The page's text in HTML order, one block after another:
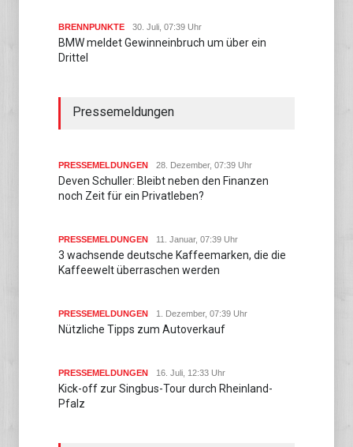
BRENNPUNKTE 30. Juli, 07:39 Uhr
BMW meldet Gewinneinbruch um über ein
Drittel
Pressemeldungen
PRESSEMELDUNGEN 28. Dezember, 07:39 Uhr
Deven Schuller: Bleibt neben den Finanzen
noch Zeit für ein Privatleben?
PRESSEMELDUNGEN 11. Januar, 07:39 Uhr
3 wachsende deutsche Kaffeemarken, die die
Kaffeewelt überraschen werden
PRESSEMELDUNGEN 1. Dezember, 07:39 Uhr
Nützliche Tipps zum Autoverkauf
PRESSEMELDUNGEN 16. Juli, 12:33 Uhr
Kick-off zur Singbus-Tour durch Rheinland-
Pfalz